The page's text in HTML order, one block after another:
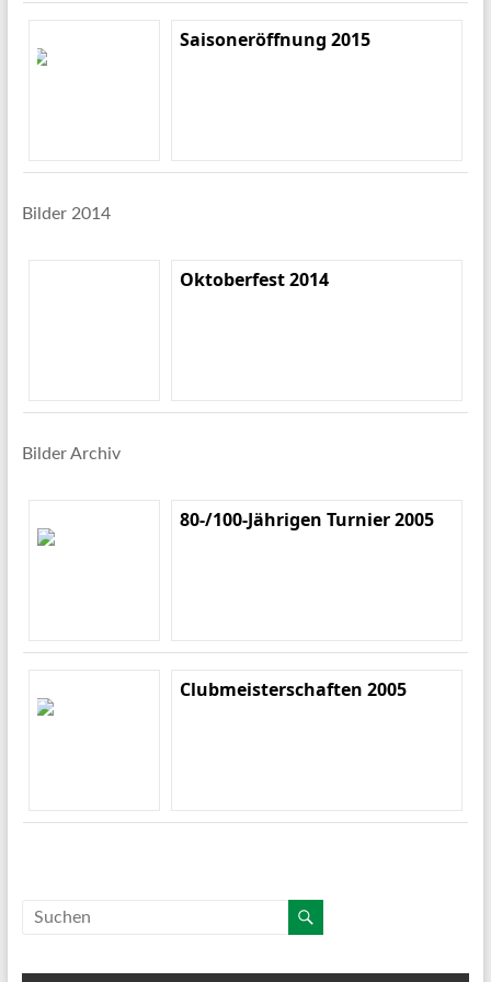
Saisoneröffnung 2015
Bilder 2014
Oktoberfest 2014
Bilder Archiv
80-/100-Jährigen Turnier 2005
Clubmeisterschaften 2005